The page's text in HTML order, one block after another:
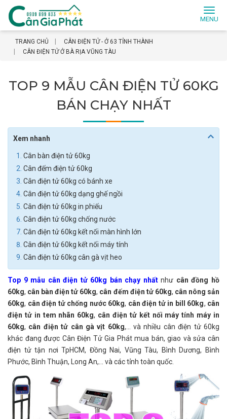
TRANG CHỦ
CÂN ĐIỆN TỬ - Ở 63 TỈNH THÀNH
CÂN ĐIỆN TỬ Ở BÀ RỊA VŨNG TÀU
TOP 9 MẪU CÂN ĐIỆN TỬ 60KG
BÁN CHẠY NHẤT
Xem nhanh
Cân bàn điện tử 60kg
Cân đếm điện tử 60kg
Cân điện tử 60kg có bánh xe
Cân điện tử 60kg dạng ghế ngồi
Cân điện tử 60kg in phiếu
Cân điện tử 60kg chống nước
Cân điện tử 60kg kết nối màn hình lớn
Cân điện tử 60kg kết nối máy tính
Cân điện tử 60kg cân gà vịt heo
Top 9 mẫu cân điện tử 60kg bán chạy nhấtnhư cân đồng hồ
60kg, cân bàn điện tử 60kg, cân đếm điện tử 60kg, cân nông sản
60kg, cân điện tử chống nước 60kg, cân điện tử in bill 60kg, cân
điện tử in tem nhãn 60kg, cân điện tử kết nối máy tính máy in
60kg, cân điện tử cân gà vịt 60kg,... và nhiều cân điện tử 60kg
khác đang được Cân Điện Tử Gia Phát mua bán, giao và sửa cân
điện tử tận nơi TpHCM, Đồng Nai, Vũng Tàu, Bình Dương, Bình
Phước, Bình Thuận, Long An,... và các tỉnh toàn quốc.